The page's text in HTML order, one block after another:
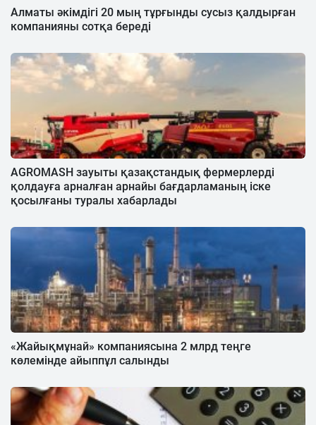
Алматы әкімдігі 20 мың тұрғынды сусыз қалдырған
компанияны сотқа береді
AGROMASH зауыты қазақстандық фермерлерді
қолдауға арналған арнайы бағдарламаның іске
қосылғаны туралы хабарлады
«Жайықмұнай» компаниясына 2 млрд теңге
көлемінде айыппұл салынды